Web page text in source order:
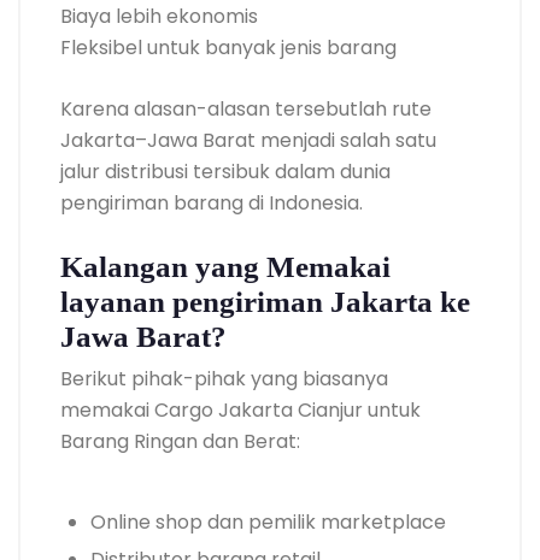
Biaya lebih ekonomis
Fleksibel untuk banyak jenis barang
Karena alasan-alasan tersebutlah rute
Jakarta–Jawa Barat menjadi salah satu
jalur distribusi tersibuk dalam dunia
pengiriman barang di Indonesia.
Kalangan yang Memakai
layanan pengiriman Jakarta ke
Jawa Barat?
Berikut pihak-pihak yang biasanya
memakai Cargo Jakarta Cianjur untuk
Barang Ringan dan Berat:
Online shop dan pemilik marketplace